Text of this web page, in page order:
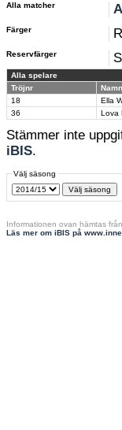
Alla matcher
Färger
Reservfärger
Alla spelare
Tröjnr
Namn
18
Ella
36
Lova
Stämmer inte
iBIS.
Välj säsong
Informationen ovan hämtas
Läs mer om iBIS på